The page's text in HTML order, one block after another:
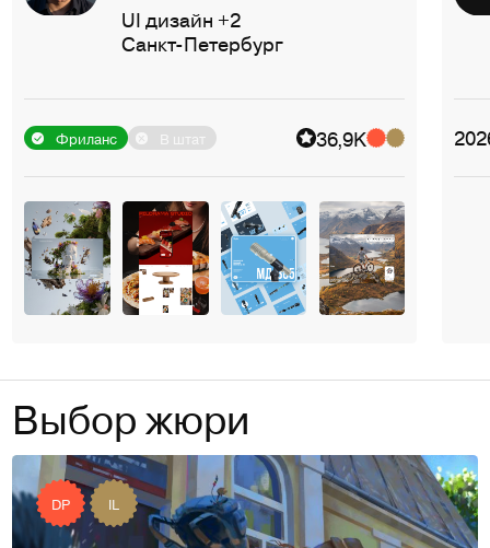
UI дизайн +2
Санкт-Петербург
Фриланс В штат 36,9K
Выбор жюри
DP IL